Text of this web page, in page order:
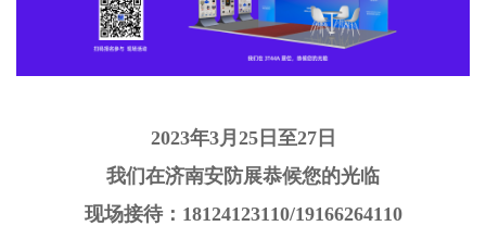
2023年3月25日至27日
我们在济南安防展恭候您的光临
现场接待：18124123110/19166264110